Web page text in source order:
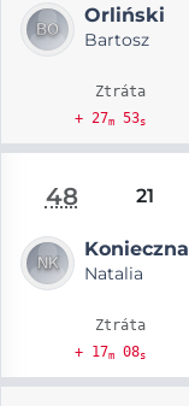
Orliński
Bartosz
Ztráta
+ 27m53s
48 21
Konieczna
Natalia
Ztráta
+ 17m08s